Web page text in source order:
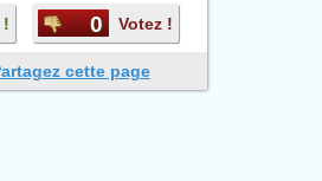
! 0 Votez !
cette page